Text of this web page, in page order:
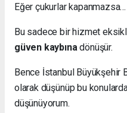
Eğer çukurlar kapanmazsa…
Bu sadece bir hizmet
güven kaybına dönüşür.
Bence İstanbul Büyükşehir
olarak düşünüp bu
düşünüyorum.